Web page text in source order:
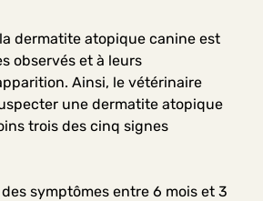
dermatite atopique canine est
observés et à leurs
Ainsi, le vétérinaire
une dermatite atopique
trois des cinq signes
symptômes entre 6 mois et 3